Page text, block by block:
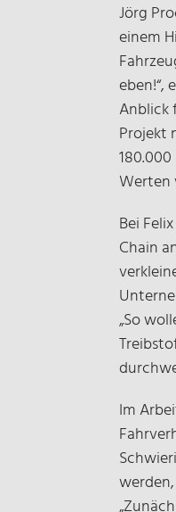
Jörg
einem
eben!“,
Anblick
Projekt
Werten
Bei
Chain
„So
Im